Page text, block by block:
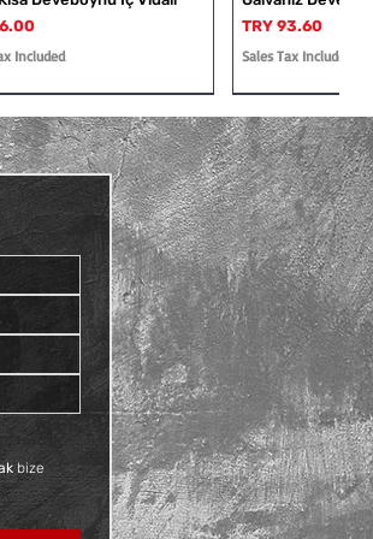
Included
Price
TRY 93.60
Sales Tax Included
Deveboynu İç ve Dış
Included
Siyah Kruva
Price
TRY 109.20
Sales Tax Included
bize